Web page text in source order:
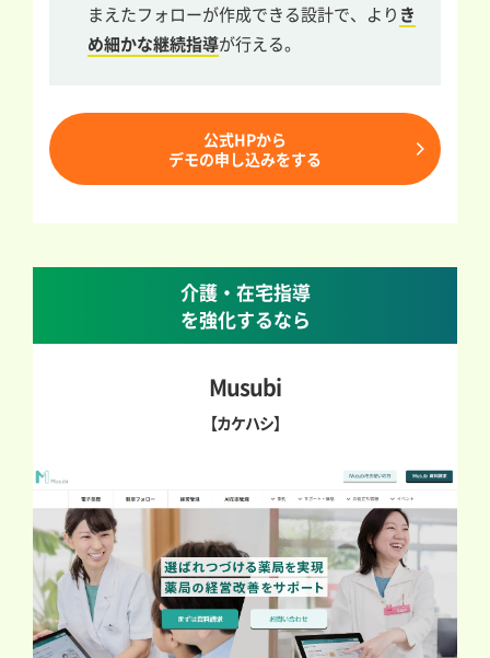
まえたフォローが作成できる設計で、より き
め細かな継続指導が行える。
公式HPから
デモの申し込みをする
介護・在宅指導
を強化するなら
Musubi
【カケハシ】